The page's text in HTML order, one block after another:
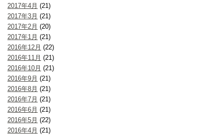
2017年4月 (21)
2017年3月 (21)
2017年2月 (20)
2017年1月 (21)
2016年12月 (22)
2016年11月 (21)
2016年10月 (21)
2016年9月 (21)
2016年8月 (21)
2016年7月 (21)
2016年6月 (21)
2016年5月 (22)
2016年4月 (21)